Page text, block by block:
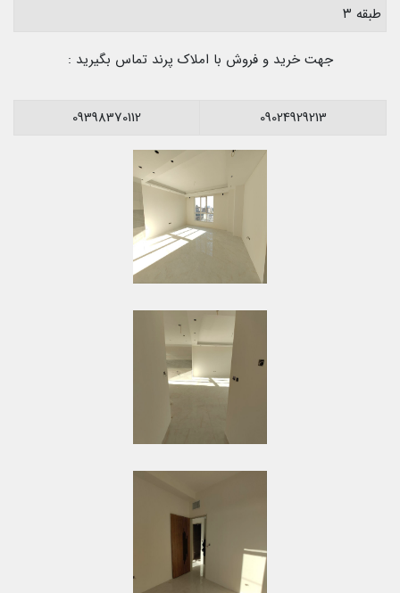
طبقه ۳
جهت خرید و فروش با املاک پرند تماس بگیرید :
09024929213
09398370112